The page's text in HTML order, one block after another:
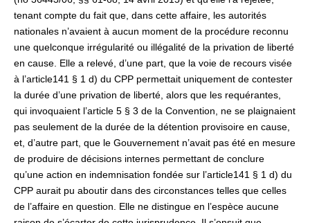
tenant compte du fait que, dans cette affaire, les autorités
nationales n’avaient à aucun moment de la procédure reconnu
une quelconque irrégularité ou illégalité de la privation de liberté
en cause. Elle a relevé, d’une part, que la voie de recours visée
à l’article141 § 1 d) du CPP permettait uniquement de contester
la durée d’une privation de liberté, alors que les requérantes,
qui invoquaient l’article 5 § 3 de la Convention, ne se plaignaient
pas seulement de la durée de la détention provisoire en cause,
et, d’autre part, que le Gouvernement n’avait pas été en mesure
de produire de décisions internes permettant de conclure
qu’une action en indemnisation fondée sur l’article141 § 1 d) du
CPP aurait pu aboutir dans des circonstances telles que celles
de l’affaire en question. Elle ne distingue en l’espèce aucune